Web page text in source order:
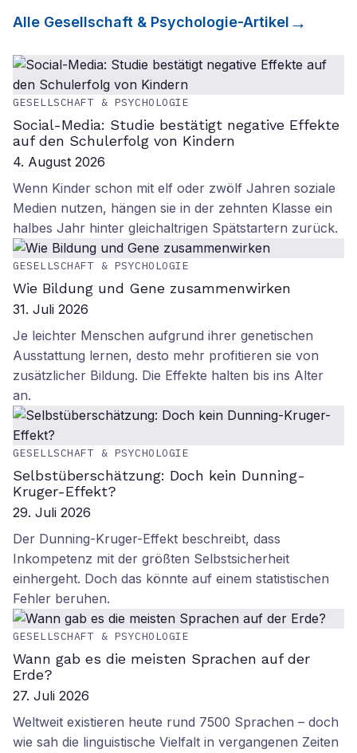
Alle Gesellschaft & Psychologie-Artikel
GESELLSCHAFT & PSYCHOLOGIE
Social-Media: Studie bestätigt negative Effekte
auf den Schulerfolg von Kindern
4. August 2026
Wenn Kinder schon mit elf oder zwölf Jahren soziale
Medien nutzen, hängen sie in der zehnten Klasse ein
halbes Jahr hinter gleichaltrigen Spätstartern zurück.
GESELLSCHAFT & PSYCHOLOGIE
Wie Bildung und Gene zusammenwirken
31. Juli 2026
Je leichter Menschen aufgrund ihrer genetischen
Ausstattung lernen, desto mehr profitieren sie von
zusätzlicher Bildung. Die Effekte halten bis ins Alter
an.
GESELLSCHAFT & PSYCHOLOGIE
Selbstüberschätzung: Doch kein Dunning-
Kruger-Effekt?
29. Juli 2026
Der Dunning-Kruger-Effekt beschreibt, dass
Inkompetenz mit der größten Selbstsicherheit
einhergeht. Doch das könnte auf einem statistischen
Fehler beruhen.
GESELLSCHAFT & PSYCHOLOGIE
Wann gab es die meisten Sprachen auf der
Erde?
27. Juli 2026
Weltweit existieren heute rund 7500 Sprachen – doch
wie sah die linguistische Vielfalt in vergangenen Zeiten